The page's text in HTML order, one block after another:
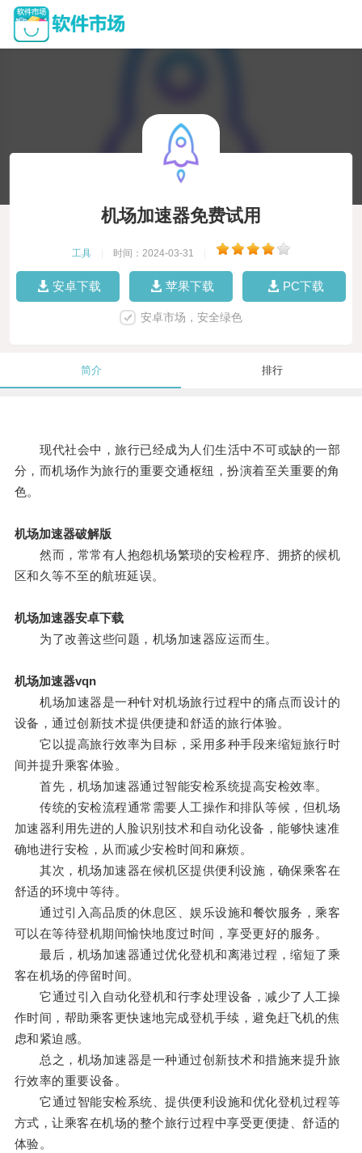
机场加速器免费试用
工具 时间：2024-03-31
安卓下载 苹果下载 PC下载
安卓市场，安全绿色
简介 排行
现代社会中，旅行已经成为人们生活中不可或缺的一部
分，而机场作为旅行的重要交通枢纽，扮演着至关重要的角
色。
机场加速器破解版
然而，常常有人抱怨机场繁琐的安检程序、拥挤的候机
区和久等不至的航班延误。
机场加速器安卓下载
为了改善这些问题，机场加速器应运而生。
机场加速器vqn
机场加速器是一种针对机场旅行过程中的痛点而设计的
设备，通过创新技术提供便捷和舒适的旅行体验。
它以提高旅行效率为目标，采用多种手段来缩短旅行时
间并提升乘客体验。
首先，机场加速器通过智能安检系统提高安检效率。
传统的安检流程通常需要人工操作和排队等候，但机场
加速器利用先进的人脸识别技术和自动化设备，能够快速准
确地进行安检，从而减少安检时间和麻烦。
其次，机场加速器在候机区提供便利设施，确保乘客在
舒适的环境中等待。
通过引入高品质的休息区、娱乐设施和餐饮服务，乘客
可以在等待登机期间愉快地度过时间，享受更好的服务。
最后，机场加速器通过优化登机和离港过程，缩短了乘
客在机场的停留时间。
它通过引入自动化登机和行李处理设备，减少了人工操
作时间，帮助乘客更快速地完成登机手续，避免赶飞机的焦
虑和紧迫感。
总之，机场加速器是一种通过创新技术和措施来提升旅
行效率的重要设备。
它通过智能安检系统、提供便利设施和优化登机过程等
方式，让乘客在机场的整个旅行过程中享受更便捷、舒适的
体验。